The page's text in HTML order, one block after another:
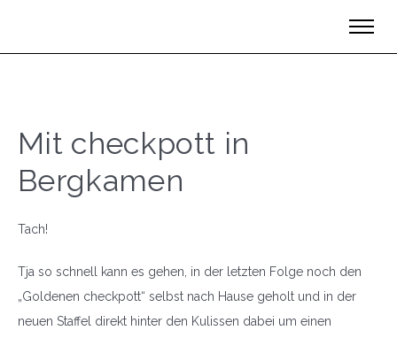
Mit checkpott in
Bergkamen
Tach!
Tja so schnell kann es gehen, in der letzten Folge noch den
„Goldenen checkpott“ selbst nach Hause geholt und in der
neuen Staffel direkt hinter den Kulissen dabei um einen